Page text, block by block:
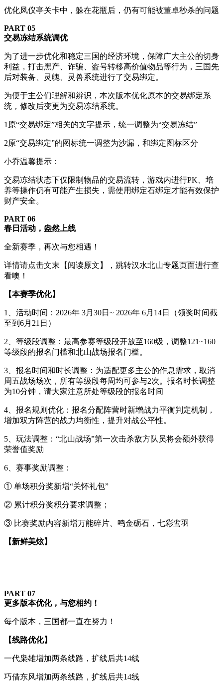
优化凤仪亭关卡中，躲在花瓶后，仍有可能被董卓秒杀的问题
PART 05
交易冻结系统调优
为了进一步优化和稳定三国的经济环境，保障广大主公的切身
利益，打击黑产、诈骗、盗号转移高价值物品等行为，三国先
后对装备、灵魄、灵兽系统进行了交易绑定。
为便于主公们理解和辨识，本次版本优化原本的交易绑定系
统，修改后变更为交易冻结系统。
1原“交易绑定”相关的文字提示，统一调整为“交易冻结”
2原“交易绑定”的图标统一调整为沙漏，和绑定图标区分
小乔温馨提示：
交易冻结状态下仅限制物品的交易流转，游戏内进行PK、培
养等操作仍有可能产生损失，需使用绑定石绑定才能有效保护
财产安全。
PART 06
春日活动，盎然上线
全新赛季，再次与您相遇！
详情请点击文末【阅读原文】，跳转汉水北山专题页面进行查
看噢！
【本赛季优化】
1、活动时间：2026年 3月30日~ 2026年 6月14日（领奖时间截
至到6月21日）
2、等级段调整：最高参赛等级段开放至160级，调整121~160
等级段的报名门槛和北山战场报名门槛。
3、报名时间和时长调整：为适配更多主公的作息需求，取消
周五战场场次，所有等级段每周均可参与2次。报名时长调整
为10分钟，请大家注意所处等级段的报名时间
4、报名规则优化：报名分配阵营时新增战力平衡判定机制，
增加双方阵营的战力均衡性，提升对战公平性。
5、玩法调整：“北山战场”第一次击杀敌方队员将会额外获得
荣誉值奖励
6、赛事奖励调整：
① 单场积分奖新增“关怀礼包”
② 累计积分奖积分要求调整；
③ 比赛奖励内容新增万能碎片、鸣金砺石，七彩鸾羽
【新鲜美炫】
PART 07
更多版本优化，与您相约！
每个版本，三国都一直在努力！
【线路优化】
一代枭雄增加两条线路，扩线后共14线
巧借东风增加两条线路，扩线后共14线